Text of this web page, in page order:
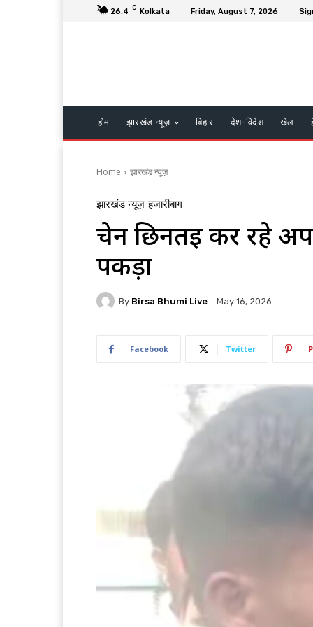
26.4 C Kolkata Friday, August 7, 2026
होम झारखंड न्यूज़ बिहार देश-विदेश खेल
Home झारखंड न्यूज़
झारखंड न्यूज़ हजारीबाग
चेन छिनतई कर रहे
पकड़ा
By Birsa Bhumi Live May 16, 2026
Facebook Twitter